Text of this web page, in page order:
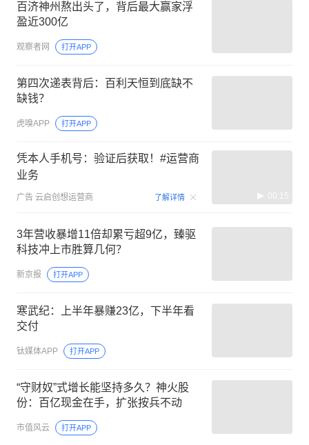
百济神州熬出头了，背后最大赢家浮
盈近300亿
观察者网 打开APP
第四次递表背后：百利天恒到底缺不
缺钱？
虎嗅APP 打开APP
凭本人手机号：验证后获取！#运营商
业务
广告 云启创想运营商 了解详情 00:15
3年营收暴增11倍却累亏超9亿，臻驱
科技冲上市胜算几何？
新京报 打开APP
寒武纪：上半年暴赚23亿，下半年看
交付
钛媒体APP 打开APP
“守财奴”式增长能坚持多久？神火股
份：百亿现金在手，扩张按兵不动
市值风云 打开APP